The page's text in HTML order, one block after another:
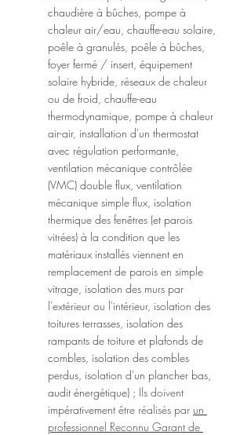
chaudière à bûches, pompe à
chaleur air/eau, chauffe-eau solaire,
poêle à granulés, poêle à bûches,
foyer fermé / insert, équipement
solaire hybride, réseaux de chaleur
ou de froid, chauffe-eau
thermodynamique, pompe à chaleur
air-air, installation d'un thermostat
avec régulation performante,
ventilation mécanique contrôlée
(VMC) double flux, ventilation
mécanique simple flux, isolation
thermique des fenêtres (et parois
vitrées) à la condition que les
matériaux installés viennent en
remplacement de parois en simple
vitrage, isolation des murs par
l'extérieur ou l'intérieur, isolation des
toitures terrasses, isolation des
rampants de toiture et plafonds de
combles, isolation des combles
perdus, isolation d'un plancher bas,
audit énergétique) ; Ils doivent
impérativement être réalisés par un
professionnel Reconnu Garant de